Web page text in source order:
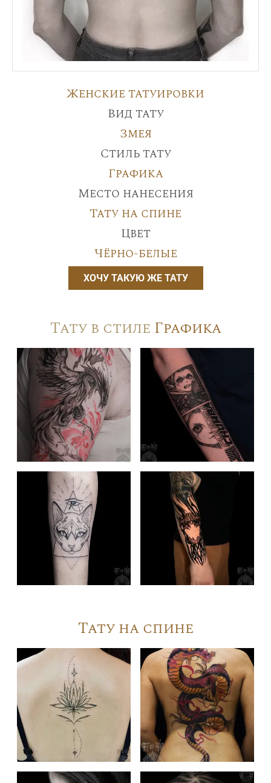
Женские татуировки
Вид тату
Змея
Стиль тату
Графика
Место нанесения
Тату на спине
Цвет
Чёрно-белые
ХОЧУ ТАКУЮ ЖЕ ТАТУ
Тату в стиле Графика
Тату на спине